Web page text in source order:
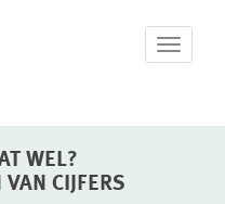
T
o
WEL?
CIJFERS